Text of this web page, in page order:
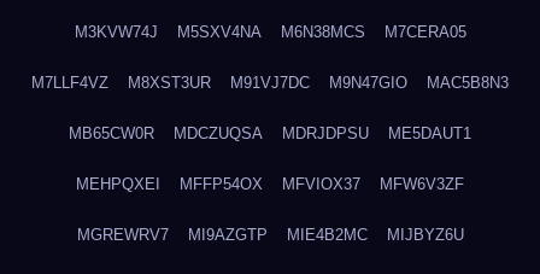
M3KVW74J M5SXV4NA M6N38MCS M7CERA05
M7LLF4VZ M8XST3UR M91VJ7DC M9N47GIO MAC5B8N3
MB65CW0R MDCZUQSA MDRJDPSU ME5DAUT1
MEHPQXEI MFFP54OX MFVIOX37 MFW6V3ZF
MGREWRV7 MI9AZGTP MIE4B2MC MIJBYZ6U